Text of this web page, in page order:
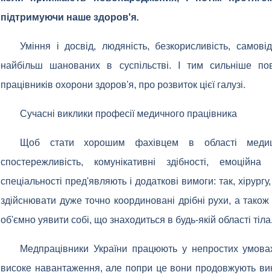
підтримуючи наше здоров'я.
Уміння і досвід, людяність, безкорисливість,
найбільш шанованих в суспільстві. І тим сильніше
працівників охорони здоров'я, про розвиток цієї галузі.
Сучасні виклики професії медичного працівника
Щоб стати хорошим фахівцем в області
спостережливість, комунікативні здібності, емоційна
спеціальності пред'являють і додаткові вимоги: так,
здійснювати дуже точно координовані дрібні рухи, а
об'ємно уявити собі, що знаходиться в будь-якій області тіла.
Медпрацівники України працюють у непростих
високе навантаження, але попри це вони продовжують